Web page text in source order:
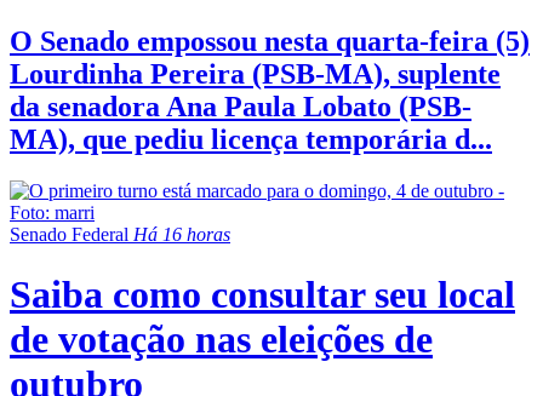
O Senado empossou nesta quarta-feira (5)
Lourdinha Pereira (PSB-MA), suplente
da senadora Ana Paula Lobato (PSB-
MA), que pediu licença temporária d...
Senado Federal Há 16 horas
Saiba como consultar seu local
de votação nas eleições de
outubro